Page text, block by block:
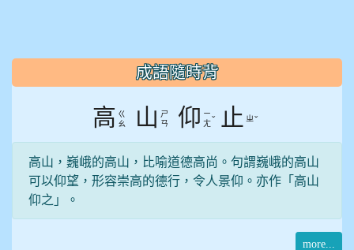
::: 成語隨時背
高 ㄍ
ㄠ
山 ㄕ
ㄢ
仰 ㄧ
ㄤˇ 止 ㄓˇ
高山，巍峨的高山，比喻道德高尚。句謂巍峨的高山
可以仰望，形容崇高的德行，令人景仰。亦作「高山
仰之」。
more...